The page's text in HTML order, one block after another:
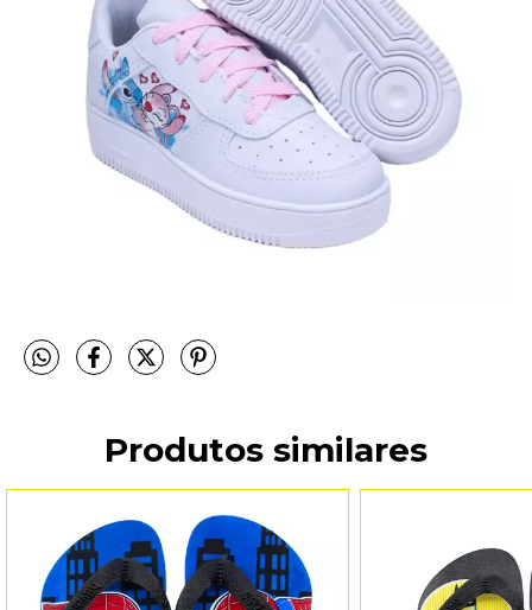
Produtos similares